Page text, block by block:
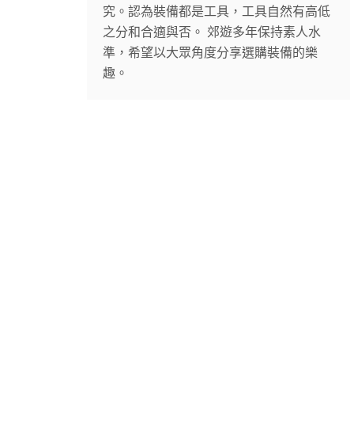
究。認為裝備都是工具，工具自然有高低
之分和合適與否。 郊遊多年保持素人水
準，希望以大眾角度分享選購裝備的樂
趣。